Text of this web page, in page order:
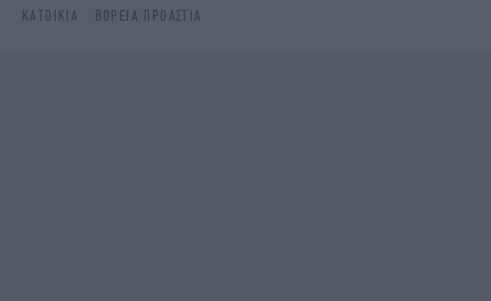
ΚΑΤΟΊΚΙΑ
ΒΟΡΕΙΑ ΠΡΟΑΣΤΙΑ